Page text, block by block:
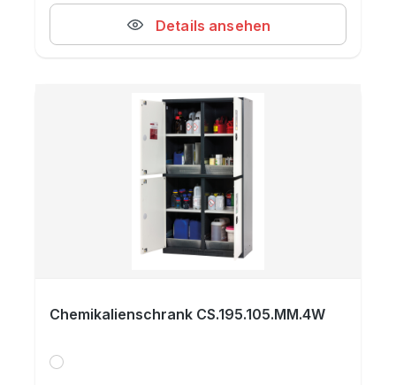
Details ansehen
Chemikalienschrank CS.195.105.MM.4W